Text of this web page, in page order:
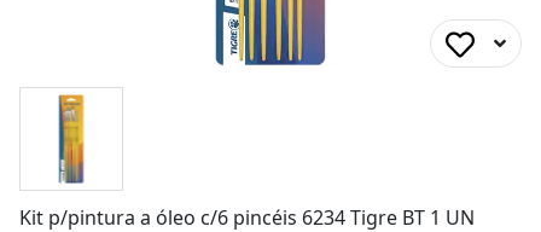
Kit p/pintura a óleo c/6 pincéis 6234 Tigre BT 1 UN